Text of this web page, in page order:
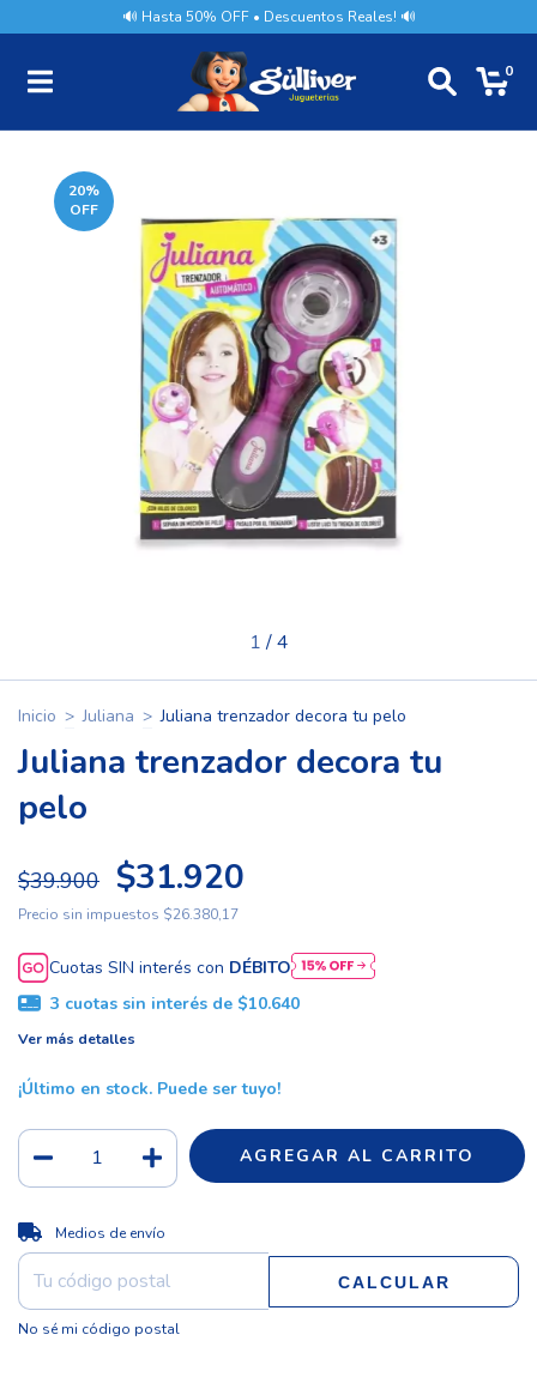
🔊 Hasta 50% OFF • Descuentos Reales! 🔊
0
20%
OFF
1/4
Inicio > Juliana > Juliana trenzador decora tu pelo
Juliana trenzador decora tu
pelo
$39.900 $31.920
Precio sin impuestos $26.380,17
Cuotas SIN interés con DÉBITO
3 cuotas sin interés de $10.640
Ver más detalles
¡Último en stock. Puede ser tuyo!
Entregas para el CP:
Medios de envío
CALCULAR
No sé mi código postal